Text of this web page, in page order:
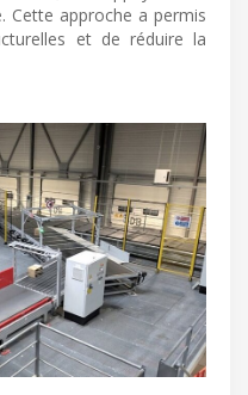
Cette approche a permis
et de réduire la